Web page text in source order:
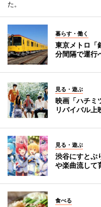
た。
暮らす・働く
東京メトロ
分間隔で運行
見る・遊ぶ
映画「ハチミ
リバイバル上
見る・遊ぶ
渋谷にすとぷ
や楽曲流して
食べる